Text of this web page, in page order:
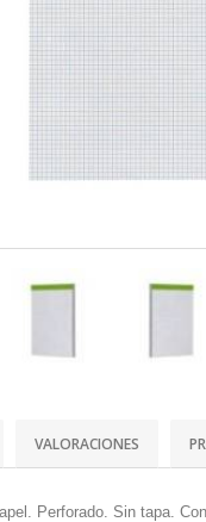
VALORACIONES
Perforado. Sin tapa.